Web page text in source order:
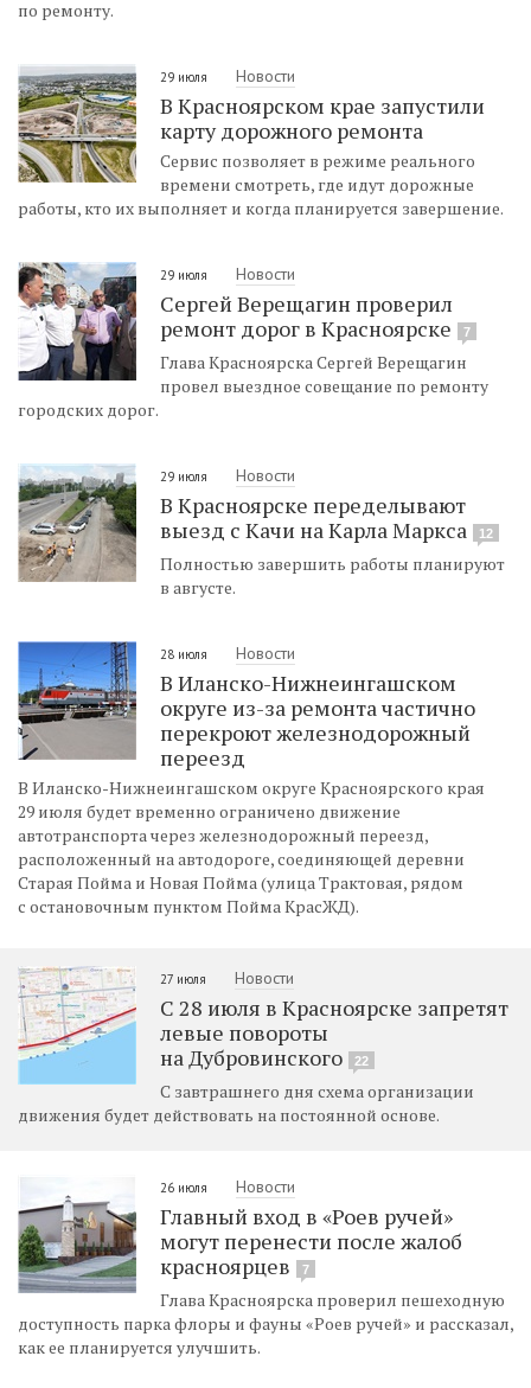
по ремонту.
29 июля Новости
В Красноярском крае запустили
карту дорожного ремонта
Сервис позволяет в режиме реального
времени смотреть, где идут дорожные
работы, кто их выполняет и когда планируется завершение.
29 июля Новости
Сергей Верещагин проверил
ремонт дорог в Красноярске
7
Глава Красноярска Сергей Верещагин
провел выездное совещание по ремонту
городских дорог.
29 июля Новости
В Красноярске переделывают
выезд с Качи на Карла Маркса
12
Полностью завершить работы планируют
в августе.
28 июля Новости
В Иланско-Нижнеингашском
округе из-за ремонта частично
перекроют железнодорожный
переезд
В Иланско-Нижнеингашском округе Красноярского края
29 июля будет временно ограничено движение
автотранспорта через железнодорожный переезд,
расположенный на автодороге, соединяющей деревни
Старая Пойма и Новая Пойма (улица Трактовая, рядом
с остановочным пунктом Пойма КрасЖД).
27 июля Новости
С 28 июля в Красноярске запретят
левые повороты
на Дубровинского
22
С завтрашнего дня схема организации
движения будет действовать на постоянной основе.
26 июля Новости
Главный вход в «Роев ручей»
могут перенести после жалоб
красноярцев
7
Глава Красноярска проверил пешеходную
доступность парка флоры и фауны «Роев ручей» и рассказал,
как ее планируется улучшить.